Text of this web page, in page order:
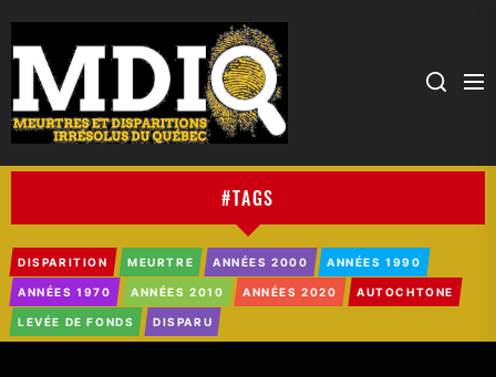
#TAGS
DISPARITION MEURTRE ANNÉES 2000 ANNÉES 1990
ANNÉES 1970 ANNÉES 2010 ANNÉES 2020 AUTOCHTONE
LEVÉE DE FONDS DISPARU